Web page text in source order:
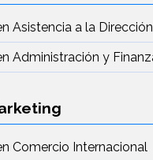
Asistencia a la Dirección
Administración y
Comercio Internacional